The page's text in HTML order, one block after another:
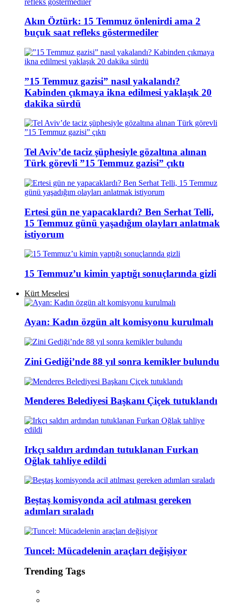
Akın Öztürk: 15 Temmuz önlenirdi ama 2
buçuk saat refleks göstermediler
”15 Temmuz gazisi” nasıl yakalandı?
Kabinden çıkmaya ikna edilmesi yaklaşık 20
dakika sürdü
Tel Aviv’de taciz şüphesiyle gözaltına alınan
Türk görevli ”15 Temmuz gazisi” çıktı
Ertesi gün ne yapacaklardı? Ben Serhat Telli,
15 Temmuz günü yaşadığım olayları anlatmak
istiyorum
15 Temmuz’u kimin yaptığı sonuçlarında gizli
Kürt Meselesi
Ayan: Kadın özgün alt komisyonu kurulmalı
Zini Gediği’nde 88 yıl sonra kemikler bulundu
Menderes Belediyesi Başkanı Çiçek tutuklandı
Irkçı saldırı ardından tutuklanan Furkan
Oğlak tahliye edildi
Beştaş komisyonda acil atılması gereken
adımları sıraladı
Tuncel: Mücadelenin araçları değişiyor
Trending Tags